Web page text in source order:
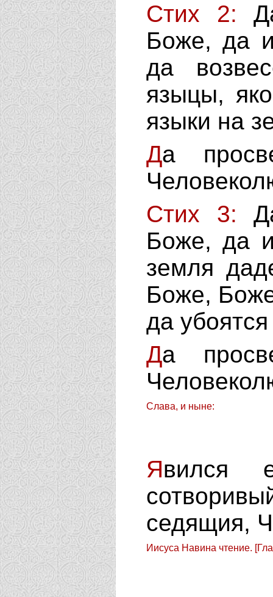
Стих 2: Д
Боже, да
да
языцы,
языки на
Да
Стих 3: Д
Боже, да
земля
Боже,
да
Да
Слава, и ныне:
Явился
седящия,
Иисуса Навина чтение.